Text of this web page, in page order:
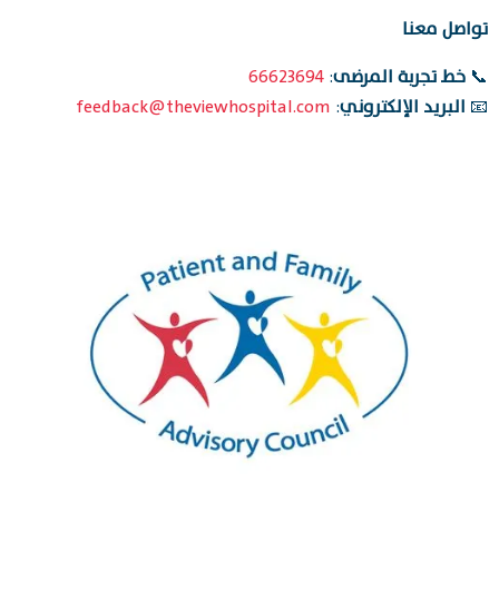
تواصل معنا
📞 خط تجربة المرضى:
66623694
📧 البريد الإلكتروني:
feedback@theviewhospital.com